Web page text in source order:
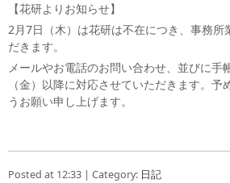
【花研よりお知らせ】
2月7日（木）は花研は不在につき、事務所
だきます。
メールやお電話のお問い合わせ、並びに手
（金）以降に対応させていただきます。予
うお願い申し上げます。
Posted at 12:33 | Category: 日記